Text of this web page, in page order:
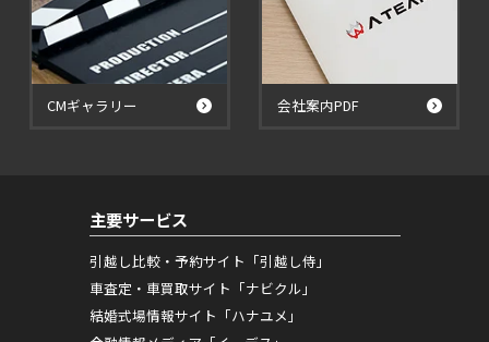
CMギャラリー 会社案内PDF
主要サービス
引越し比較・予約サイト「引越し侍」
車査定・車買取サイト「ナビクル」
結婚式場情報サイト「ハナユメ」